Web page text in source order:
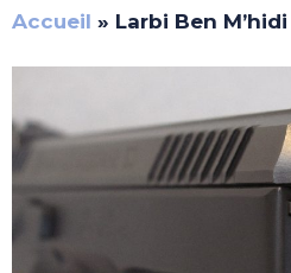
Accueil » Larbi Ben M’hidi